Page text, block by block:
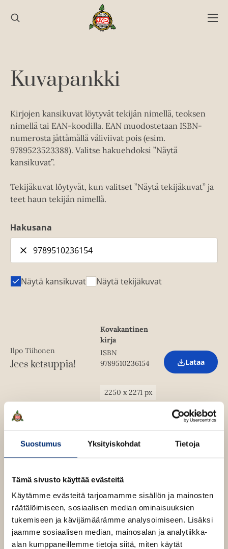
Suostumus Yksityiskohdat Tietoja
Tämä sivusto käyttää evästeitä
Käytämme evästeitä tarjoamamme sisällön ja mainosten
räätälöimiseen, sosiaalisen median ominaisuuksien
tukemiseen ja kävijämäärämme analysoimiseen. Lisäksi
jaamme sosiaalisen median, mainosalan ja analytiikka-
alan kumppaneillemme tietoja siitä, miten käytät
sisältöön
Kuvapankki
Kirjojen kansikuvat löytyvät tekijän nimellä, teoksen
nimellä tai EAN-koodilla. EAN muodostetaan ISBN-
numerosta jättämällä väliviivat pois (esim.
9789523523388). Valitse hakuehdoksi ”Näytä
kansikuvat”.
Tekijäkuvat löytyvät, kun valitset ”Näytä tekijäkuvat” ja
teet haun tekijän nimellä.
Hakusana
Näytä kansikuvat Näytä tekijäkuvat
Ilpo Tiihonen
Jees ketsuppia!
Kovakantinen
kirja
ISBN
9789510236154
2250 x2271 px
O
p
s
i
n
w
Lataa